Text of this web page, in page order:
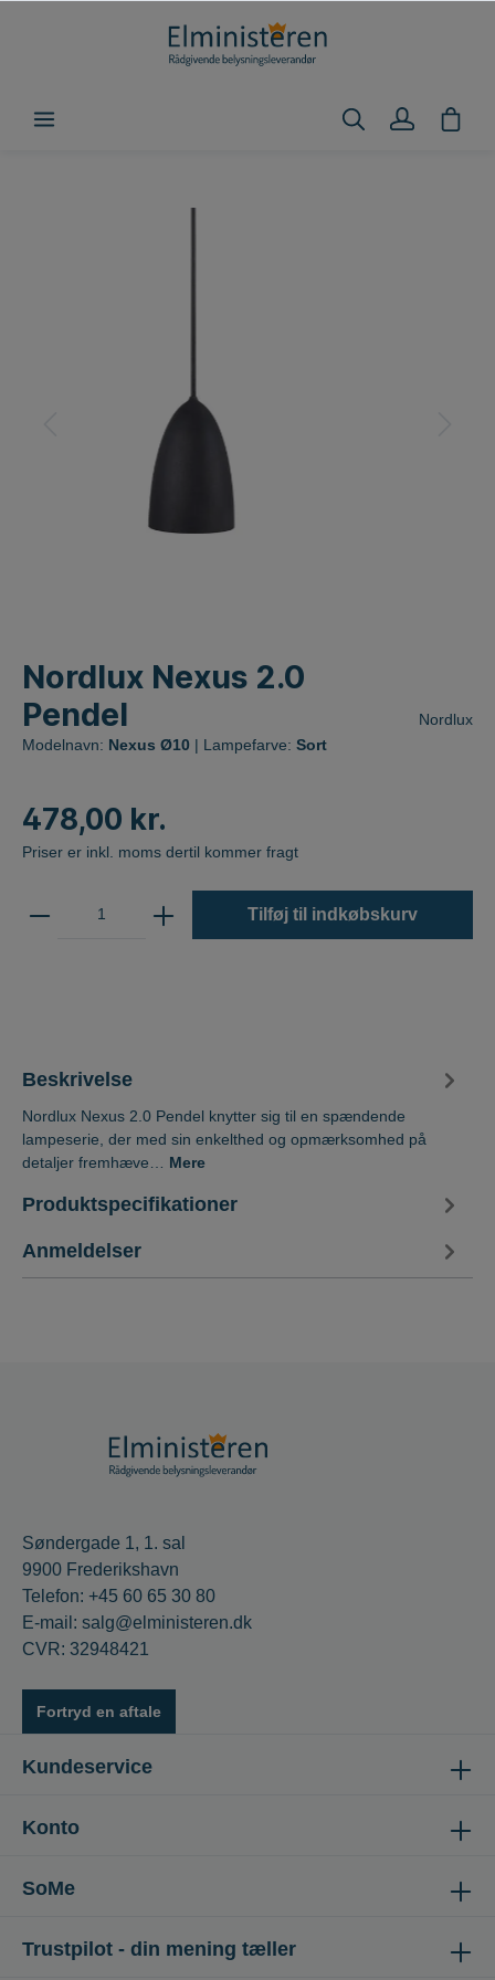
Nordlux Nexus 2.0
Pendel
Modelnavn: Nexus Ø10 | Lampefarve: Sort
Nordlux
478,00 kr.
Priser er inkl. moms dertil kommer fragt
Tilføj til indkøbskurv
Beskrivelse
Nordlux Nexus 2.0 Pendel knytter sig til en spændende
lampeserie, der med sin enkelthed og opmærksomhed på
detaljer fremhæve… Mere
Produktspecifikationer
Anmeldelser
Trustpilot - din mening tæller
Søndergade 1, 1. sal
9900 Frederikshavn
Telefon: +45 60 65 30 80
E-mail: salg@elministeren.dk
CVR: 32948421
Fortryd en aftale
Kundeservice
Konto
SoMe